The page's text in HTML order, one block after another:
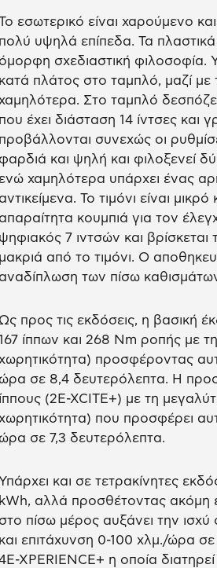
εσωτερικό είναι χαρούμενο
πολύ υψηλά επίπεδα. Τα
όμορφη σχεδιαστική φιλοσοφία.
κατά πλάτος στο ταμπλό, μαζί με
χαμηλότερα. Στο ταμπλό
που έχει διάσταση 14 ίντσες και
προβάλλονται συνεχώς οι
φαρδιά και ψηλή και φιλοξενεί
ενώ χαμηλότερα υπάρχει ένας
αντικείμενα. Το τιμόνι είναι
απαραίτητα κουμπιά για τον
ψηφιακός 7 ιντσών και
μακριά από το τιμόνι. Ο
αναδίπλωση των πίσω
Ως προς τις εκδόσεις, η βασική
167 ίππων και 268 Nm ροπής με
χωρητικότητα) προσφέροντας
ώρα σε 8,4 δευτερόλεπτα. Η
ίππους (2E-XCITE+) με τη
χωρητικότητα) που προσφέρει
ώρα σε 7,3 δευτερόλεπτα.
και σε τετρακίνητες
kWh, αλλά προσθέτοντας ακόμη
στο πίσω μέρος αυξάνει την ισχύ
και επιτάχυνση 0-100 χλμ./ώρα
XPERIENCE+ η οποία